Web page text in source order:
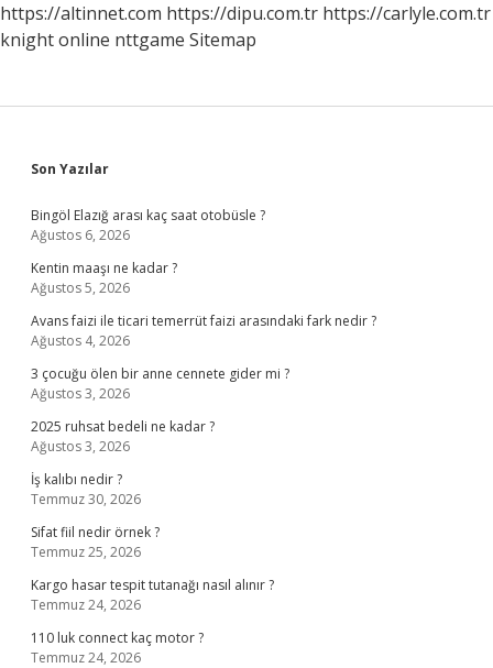
Gelir
https://altinnet.com https://dipu.com.tr https://carlyle.com.tr
knight online nttgame Sitemap
Sidebar
Son Yazılar
Bingöl Elazığ arası kaç saat otobüsle ?
Ağustos 6, 2026
Kentin maaşı ne kadar ?
Ağustos 5, 2026
Avans faizi ile ticari temerrüt faizi arasındaki fark nedir ?
Ağustos 4, 2026
3 çocuğu ölen bir anne cennete gider mi ?
Ağustos 3, 2026
2025 ruhsat bedeli ne kadar ?
Ağustos 3, 2026
İş kalıbı nedir ?
Temmuz 30, 2026
Sifat fiil nedir örnek ?
Temmuz 25, 2026
Kargo hasar tespit tutanağı nasıl alınır ?
Temmuz 24, 2026
110 luk connect kaç motor ?
Temmuz 24, 2026